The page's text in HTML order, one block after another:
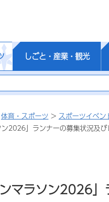
しごと・産業・観光
体育・スポーツ > スポーツイベン
2026」ランナーの募集状況及
ンマラソン2026